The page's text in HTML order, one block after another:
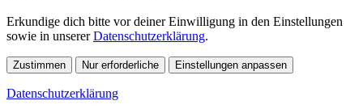
Erkundige dich bitte vor deiner Einwilligung in den Einstellungen
sowie in unsererDatenschutzerklärung.
Zustimmen Nur erforderliche Einstellungen anpassen
Datenschutzerklärung